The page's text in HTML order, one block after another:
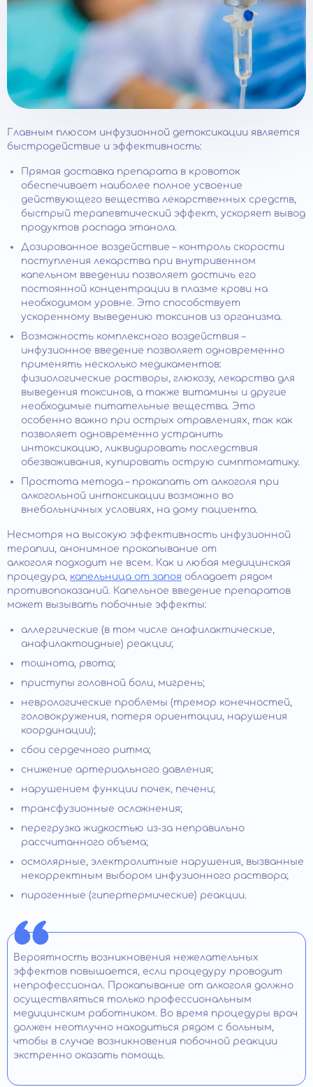
Главным плюсом инфузионной детоксикации является
быстродействие и эффективность:
Прямая доставка препарата в кровоток
обеспечивает наиболее полное усвоение
действующего вещества лекарственных средств,
быстрый терапевтический эффект, ускоряет вывод
продуктов распада этанола.
Дозированное воздействие – контроль скорости
поступления лекарства при внутривенном
капельном введении позволяет достичь его
постоянной концентрации в плазме крови на
необходимом уровне. Это способствует
ускоренному выведению токсинов из организма.
Возможность комплексного воздействия –
инфузионное введение позволяет одновременно
применять несколько медикаментов:
физиологические растворы, глюкозу, лекарства для
выведения токсинов, а также витамины и другие
необходимые питательные вещества. Это
особенно важно при острых отравлениях, так как
позволяет одновременно устранить
интоксикацию, ликвидировать последствия
обезвоживания, купировать острую симптоматику.
Простота метода – прокапать от алкоголя при
алкогольной интоксикации возможно во
внебольничных условиях, на дому пациента.
Несмотря на высокую эффективность инфузионной
терапии, анонимное прокапывание от
алкоголя подходит не всем. Как и любая медицинская
процедура, капельница от запоя обладает рядом
противопоказаний. Капельное введение препаратов
может вызывать побочные эффекты:
аллергические (в том числе анафилактические,
анафилактоидные) реакции;
тошнота, рвота;
приступы головной боли, мигрень;
неврологические проблемы (тремор конечностей,
головокружения, потеря ориентации, нарушения
координации);
сбои сердечного ритма;
снижение артериального давления;
нарушением функции почек, печени;
трансфузионные осложнения;
перегрузка жидкостью из-за неправильно
рассчитанного объема;
осмолярные, электролитные нарушения, вызванные
некорректным выбором инфузионного раствора;
пирогенные (гипертермические) реакции.
Вероятность возникновения нежелательных
эффектов повышается, если процедуру проводит
непрофессионал. Прокапывание от алкоголя должно
осуществляться только профессиональным
медицинским работником. Во время процедуры врач
должен неотлучно находиться рядом с больным,
чтобы в случае возникновения побочной реакции
экстренно оказать помощь.